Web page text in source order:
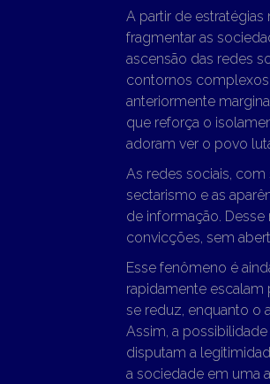
A partir de estratégias
fragmentar as
ascensão das redes
contornos
anteriormente
que reforça o
adoram ver o povo
As redes sociais, com
sectarismo e as
de informação.
convicções, sem
Esse fenômeno é
rapidamente escalam
se reduz, enquanto o
Assim, a
disputam a
a sociedade em uma